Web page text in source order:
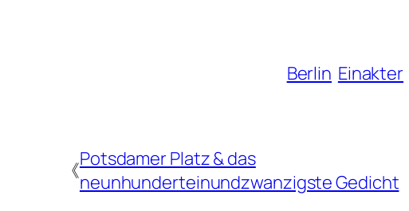
Berlin Einakter
《Potsdamer Platz & das
neunhunderteinundzwanzigste Gedicht